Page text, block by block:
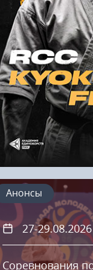
27-29.08.2026
Соревнования
Анонсы